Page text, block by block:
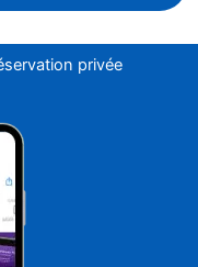
privée